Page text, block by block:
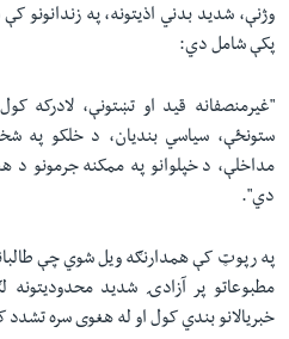
وژنې، شدید بدني اذیتونه، په زندانونو
پکې شامل دي:
"غیرمنصفانه قید او تښتونې، لادرکه
ستونځې، سیاسي بندیان، د خلکو په
مداخلې، د خپلوانو په ممکنه جرمونو د
دي".
په رپوټ کې همدارنګه ویل شوي چې
مطبوعاتو پر آزادۍ شدید
خبریالانو بندي کول او له هغوی سره